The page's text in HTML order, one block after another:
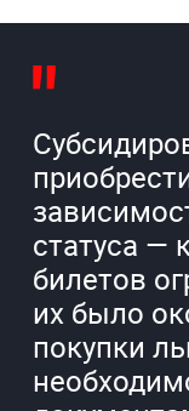
статуса —
билетов
их было
покупки